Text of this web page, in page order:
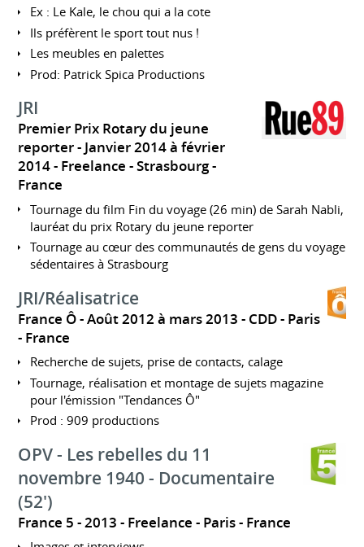
Ex : Le Kale, le chou qui a la cote
Ils préfèrent le sport tout nus !
Les meubles en palettes
Prod: Patrick Spica Productions
JRI
Premier Prix Rotary du jeune
reporter
Janvier 2014 à février
2014 Freelance
Strasbourg
France
Tournage du film Fin du voyage (26 min) de Sarah Nabli,
lauréat du prix Rotary du jeune reporter
Tournage au cœur des communautés de gens du voyage
sédentaires à Strasbourg
JRI/Réalisatrice
France Ô Août 2012 à mars 2013 CDD
Paris
France
Recherche de sujets, prise de contacts, calage
Tournage, réalisation et montage de sujets magazine
pour l'émission "Tendances Ô"
Prod : 909 productions
OPV - Les rebelles du 11
novembre 1940 - Documentaire
(52')
France 5 2013 Freelance Paris France